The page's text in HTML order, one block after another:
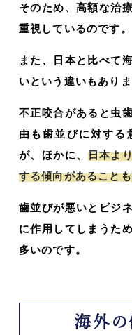
そのため、高額な治
重視しているのです。
また、日本と比べて
いという違いもありま
不正咬合があると虫
由も歯並びに対する
が、ほかに、 日本よ
する傾向があること
歯並びが悪いとビジ
に作用してしまうた
多いのです。
海外